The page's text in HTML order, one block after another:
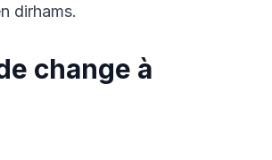
dirhams.
change à